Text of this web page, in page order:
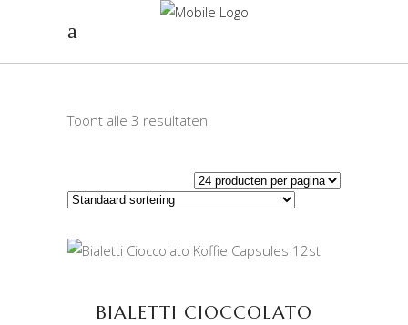
Toont alle 3 resultaten
BIALETTI CIOCCOLATO